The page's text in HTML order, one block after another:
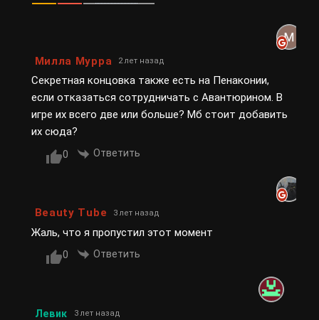
Милла Мурра 2 лет назад
Секретная концовка также есть на Пенаконии,
если отказаться сотрудничать с Авантюрином. В
игре их всего две или больше? Мб стоит добавить
их сюда?
0 Ответить
Beauty Tube 3 лет назад
Жаль, что я пропустил этот момент
0 Ответить
Левик 3 лет назад